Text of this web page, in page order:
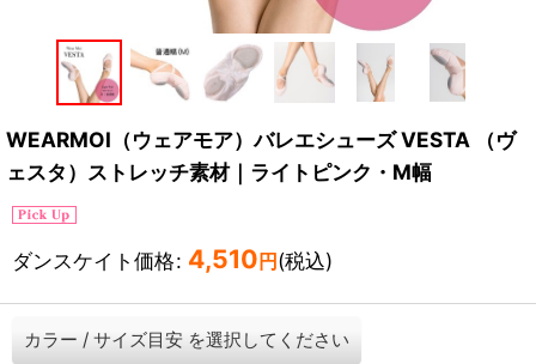
WEARMOI（ウェアモア）バレエシューズ VESTA （ヴ
ェスタ）ストレッチ素材｜ライトピンク・M幅
ダンスケイト価格: 4,510 円 (税込)
カラー / サイズ目安 を選択してください